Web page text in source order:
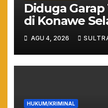
Diduga
di Konawe
DPRD Sultra
Jadi Tersangka
AGU 4, 2026
HUKUM/KRIMINAL